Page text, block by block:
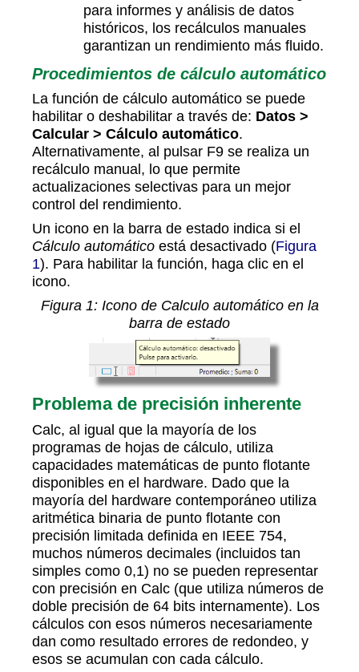
para informes y análisis de datos
históricos, los recálculos manuales
garantizan un rendimiento más fluido.
Procedimientos de cálculo automático
La función de cálculo automático se puede
habilitar o deshabilitar a través de: Datos >
Calcular > Cálculo automático.
Alternativamente, al pulsar F9 se realiza un
recálculo manual, lo que permite
actualizaciones selectivas para un mejor
control del rendimiento.
Un icono en la barra de estado indica si el
Cálculo automático está desactivado (Figura
1). Para habilitar la función, haga clic en el
icono.
Figura 1: Icono de Calculo automático en la
barra de estado
Problema de precisión inherente
Calc, al igual que la mayoría de los
programas de hojas de cálculo, utiliza
capacidades matemáticas de punto flotante
disponibles en el hardware. Dado que la
mayoría del hardware contemporáneo utiliza
aritmética binaria de punto flotante con
precisión limitada definida en IEEE 754,
muchos números decimales (incluidos tan
simples como 0,1) no se pueden representar
con precisión en Calc (que utiliza números de
doble precisión de 64 bits internamente). Los
cálculos con esos números necesariamente
dan como resultado errores de redondeo, y
esos se acumulan con cada cálculo.